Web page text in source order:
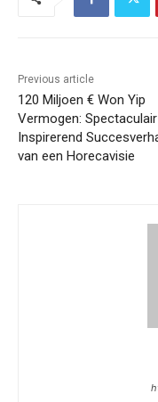
Previous article
120 Miljoen € Won Yip
Vermogen: Spectaculair
Inspirerend
van een Horecavisie